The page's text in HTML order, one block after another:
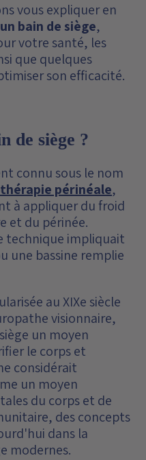
vous expliquer en
bain de siège,
votre santé, les
que quelques
son efficacité.
de siège ?
connu sous le nom
périnéale,
à appliquer du froid
et du périnée.
impliquait
une bassine remplie
au XIXe siècle
visionnaire,
un moyen
le corps et
considérait
un moyen
du corps et de
des concepts
dans la
modernes.